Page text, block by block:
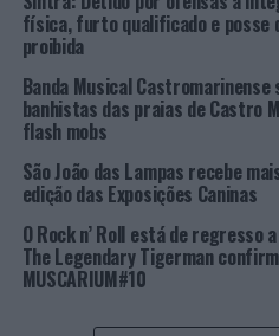
Centro de Estudos sobre
Universidade de Coimbra
grandes incêndios com apoio
NÃO PERCA
Portimão: PSP faz detenção
física, furto qualificado e posse
proibida
Banda Musical Castromarinense
banhistas das praias de Castro
flash mobs
São João das Lampas recebe
edição das Exposições Caninas
O Rock n’ Roll está de regresso
The Legendary Tigerman
MUSCARIUM#10